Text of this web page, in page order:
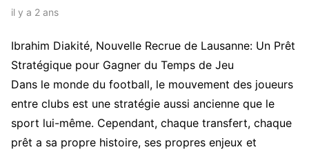
il y a 2 ans
Ibrahim Diakité, Nouvelle Recrue de Lausanne: Un Prêt
Stratégique pour Gagner du Temps de Jeu
Dans le monde du football, le mouvement des joueurs
entre clubs est une stratégie aussi ancienne que le
sport lui-même. Cependant, chaque transfert, chaque
prêt a sa propre histoire, ses propres enjeux et